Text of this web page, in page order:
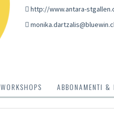
http://www.antara-
WORKSHOPS ABBONAMENTI &